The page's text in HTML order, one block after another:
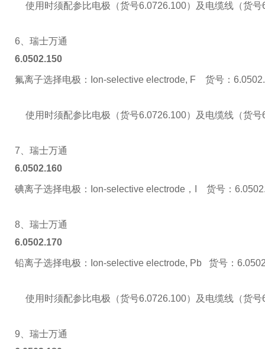
使用时须配参比电极（货号6.0726.100）及电缆线（货号
6、瑞士万通
6.0502.150
氟离子选择电极：Ion-selective electrode, F 货号：
使用时须配参比电极（货号6.0726.100）及电缆线（货号
7、瑞士万通
6.0502.160
碘离子选择电极：Ion-selective electrode，I 货号：
8、瑞士万通
6.0502.170
铅离子选择电极：Ion-selective electrode, Pb 货号：
使用时须配参比电极（货号6.0726.100）及电缆线（货号
9、瑞士万通